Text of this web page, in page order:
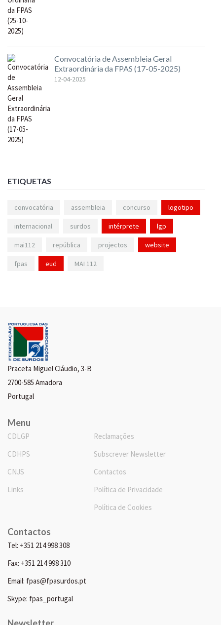
Convocatória de Assembleia Geral
Extraordinária da FPAS (17-05-2025)
12-04-2025
ETIQUETAS
convocatória assembleia concurso logotipo
internacional surdos intérprete lgp
mai112 república projectos website
fpas eud MAI 112
Praceta Miguel Cláudio, 3-B
2700-585 Amadora
Portugal
Menu
CDLGP
CDHPS
CNJS
Links
Reclamações
Subscrever Newsletter
Contactos
Política de Privacidade
Política de Cookies
Contactos
Tel: +351 214 998 308
Fax: +351 214 998 310
Email: fpas@fpasurdos.pt
Skype: fpas_portugal